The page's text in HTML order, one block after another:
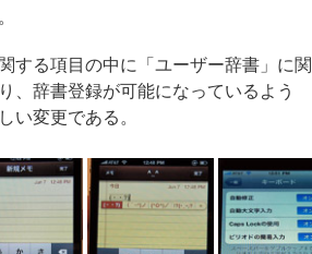
する項目の中に「ユーザー辞書」に関
、辞書登録が可能になっているよう
い変更である。